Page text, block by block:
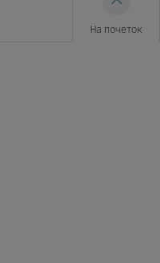
На почеток